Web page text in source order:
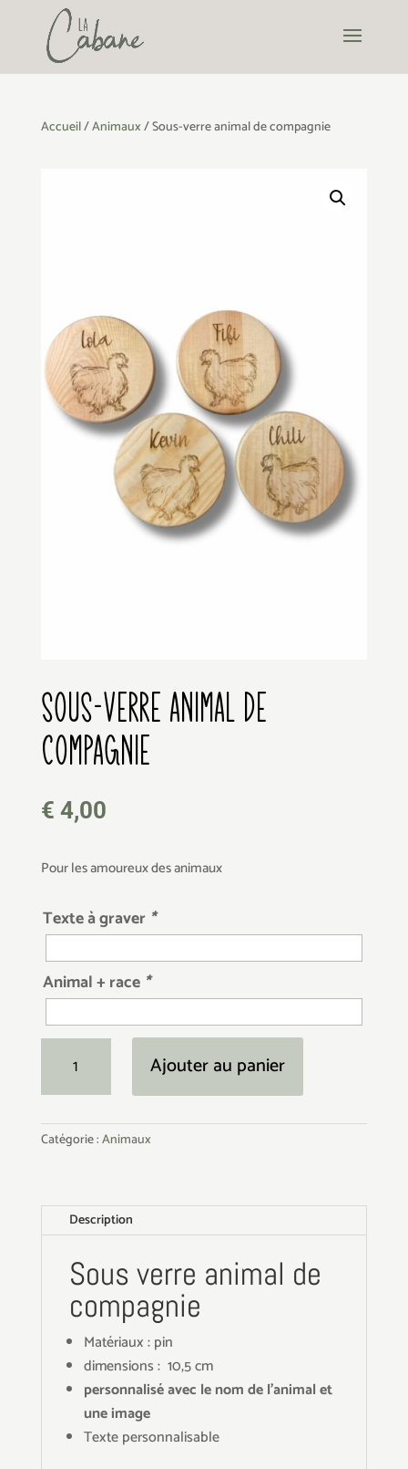
Accueil/Animaux/ Sous-verre animal de compagnie
SOUS-VERRE ANIMAL DE
COMPAGNIE
€ 4,00
Pour les amoureux des animaux
Texte à graver *
Animal + race *
Sous-
verre
animal
compagnie
Ajouter au panier
Catégorie :Animaux
Description
Sous verre animal de
compagnie
Matériaux : pin
dimensions : 10,5 cm
personnalisé avec le nom de l'animal et
une image
Texte personnalisable